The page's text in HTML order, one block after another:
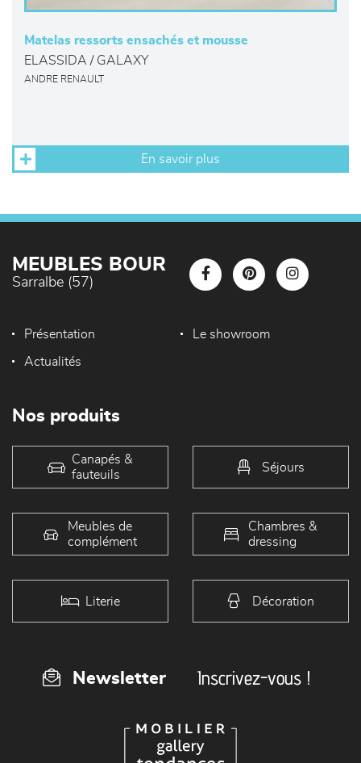
Matelas ressorts ensachés et mousse
ELASSIDA / GALAXY
ANDRE RENAULT
En savoir plus
MEUBLES BOUR
Sarralbe (57)
Présentation Le showroom
Actualités
Nos produits
Canapés &
fauteuils
Séjours
Meubles de
complément
Chambres &
dressing
Literie Décoration
Newsletter Inscrivez-vous !